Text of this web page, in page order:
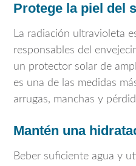
Protege la piel del
La radiación ultravioleta
responsables del
un protector solar de
es una de las medidas
arrugas, manchas y
Mantén una
Beber suficiente agua y